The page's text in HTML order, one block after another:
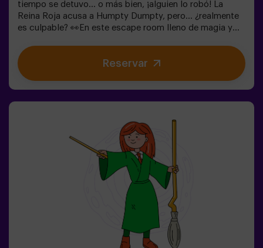
tiempo se detuvo... o más bien, ¡alguien lo robó! La
Reina Roja acusa a Humpty Dumpty, pero... ¿realmente
es culpable? 👀En este escape room lleno de magia y
enigmas absurdos (como los que le gustan al
Sombrerero).🔹 Enfrentarte a personajes icónicos
(¡cuidado con la Reina de Corazones!).🔹Encontrar el
building¿Serás tú quien salve este mundo fantástico?
❗Menores de 14 años: requieren 1 adulto
acompañanteOpción con monitor disponible (consulta
Reservar